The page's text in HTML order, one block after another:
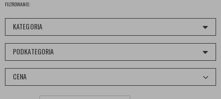
FILTROWANIE:
KATEGORIA
PODKATEGORIA
CENA